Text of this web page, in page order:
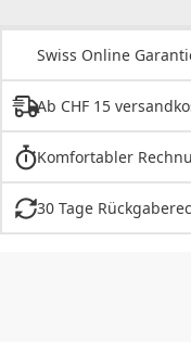
Swiss Online
Ab CHF 15
Komfortabler
30 Tage